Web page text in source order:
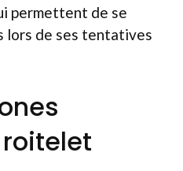
permettent de se
lors de ses tentatives